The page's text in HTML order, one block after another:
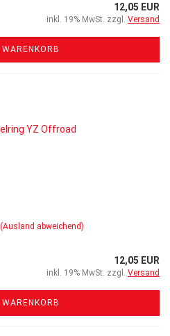
12,05 EUR
inkl. 19% MwSt. zzgl. Versand
(Ausland abweichend)
12,05 EUR
inkl. 19% MwSt. zzgl. Versand
WARENKORB